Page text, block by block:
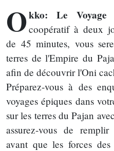
Okko: Le Voyage
coopératif à deux
de 45 minutes, vous
terres de l'Empire du
afin de découvrir l'Oni
Préparez-vous à des
voyages épiques dans
sur les terres du Pajan
assurez-vous de
avant que les forces